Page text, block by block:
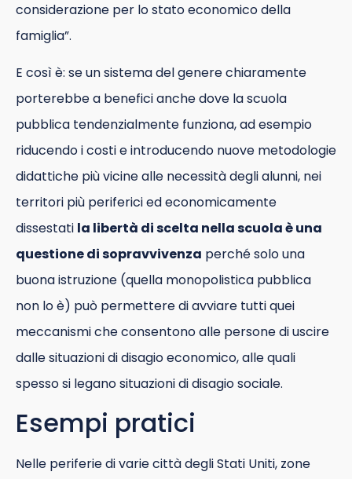
considerazione per lo stato economico della
famiglia”.
E così è: se un sistema del genere chiaramente
porterebbe a benefici anche dove la scuola
pubblica tendenzialmente funziona, ad esempio
riducendo i costi e introducendo nuove metodologie
didattiche più vicine alle necessità degli alunni, nei
territori più periferici ed economicamente
dissestati la libertà di scelta nella scuola è una
questione di sopravvivenza perché solo una
buona istruzione (quella monopolistica pubblica
non lo è) può permettere di avviare tutti quei
meccanismi che consentono alle persone di uscire
dalle situazioni di disagio economico, alle quali
spesso si legano situazioni di disagio sociale.
Esempi pratici
Nelle periferie di varie città degli Stati Uniti, zone